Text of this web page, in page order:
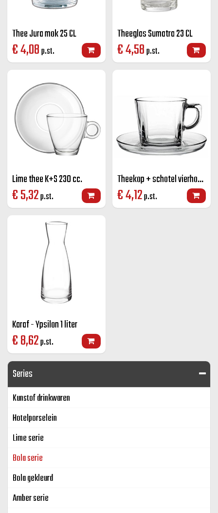
Series
Kunstof drinkwaren
Hotelporselein
Lime serie
Bola serie
Bola gekleurd
Amber serie
Thee Jura mok 25 CL
€4,08p.st.
Theeglas Sumatra 23 CL
€4,58p.st.
Lime thee K+S 230 cc.
€5,32p.st.
Theekop + schotel vierhoek Carre 21,5 cl.
€4,12p.st.
Karaf - Ypsilon 1 liter
€8,62p.st.